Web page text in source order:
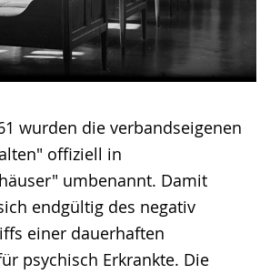
wurden die verbandseigenen
offiziell in
umbenannt. Damit
endgültig des negativ
einer dauerhaften
psychisch Erkrankte. Die